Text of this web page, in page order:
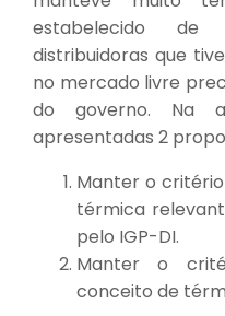
estabelecido de
distribuidoras que
no mercado livre
do governo. Na
apresentadas 2
Manter o
térmica
pelo IGP-DI.
Manter o
conceito de